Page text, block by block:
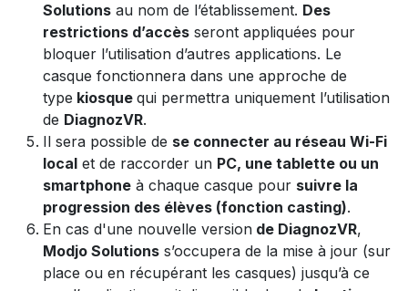
Solutions au nom de l’établissement. Des
restrictions d’accès seront appliquées pour
bloquer l’utilisation d’autres applications. Le
casque fonctionnera dans une approche de
type kiosque qui permettra uniquement l’utilisation
de DiagnozVR.
Il sera possible de se connecter au réseau Wi-Fi
local et de raccorder un PC, une tablette ou un
smartphone à chaque casque pour suivre la
progression des élèves (fonction casting).
En cas d'une nouvelle version de DiagnozVR,
Modjo Solutions s’occupera de la mise à jour (sur
place ou en récupérant les casques) jusqu’à ce